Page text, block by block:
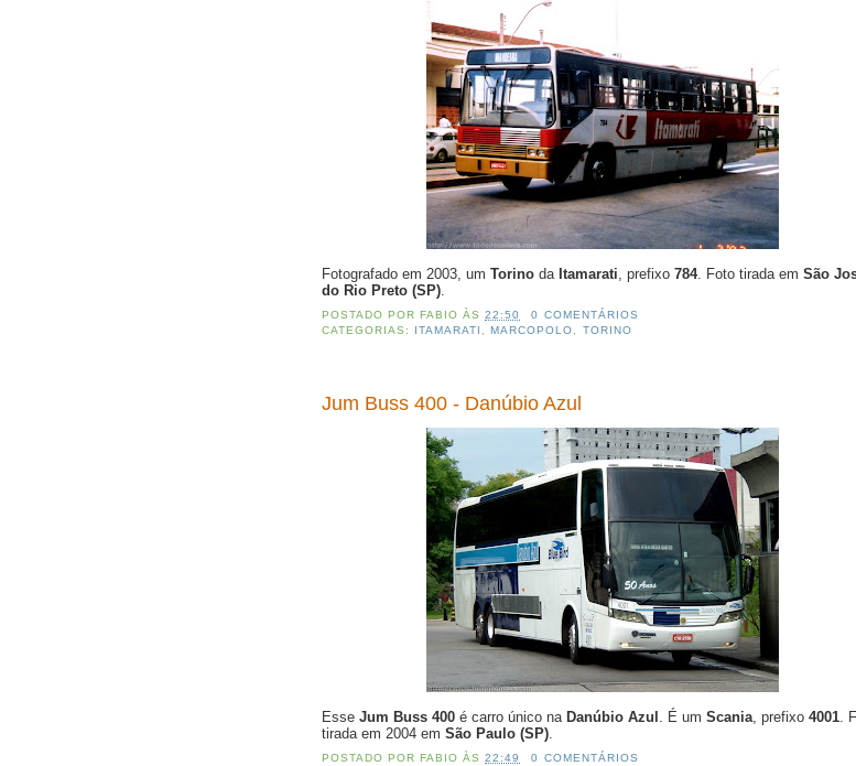
Fotografado em 2003, um Torino da Itamarati, prefixo 784. Foto tirada em São
do Rio Preto (SP).
POSTADO PORFABIO ÀS22:50
0 COMENTÁRIOS
CATEGORIAS: ITAMARATI ,MARCOPOLO TORINO
Jum Buss 400 - Danúbio Azul
Esse Jum Buss 400 é carro único na Danúbio Azul . É um Scania, prefixo 4001.
tirada em 2004 em São Paulo (SP).
POSTADO PORFABIO ÀS22:49
0 COMENTÁRIOS